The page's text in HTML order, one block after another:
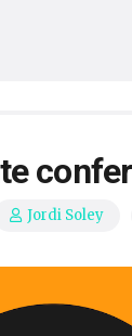
Jordi Soley